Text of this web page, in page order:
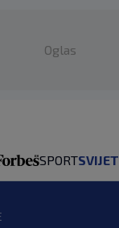
Oglas
SPORTSVIJET